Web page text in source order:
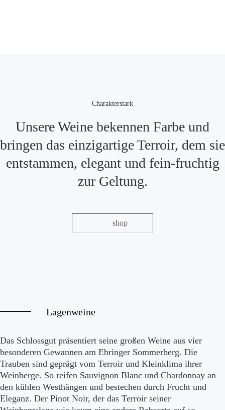
Charakterstark
Unsere Weine bekennen Farbe und
bringen das einzigartige Terroir, dem sie
entstammen, elegant und fein-fruchtig
zur Geltung.
shop
Lagenweine
Das Schlossgut präsentiert seine großen Weine aus vier
besonderen Gewannen am Ebringer Sommerberg. Die
Trauben sind geprägt vom Terroir und Kleinklima ihrer
Weinberge. So reifen Sauvignon Blanc und Chardonnay an
den kühlen Westhängen und bestechen durch Frucht und
Eleganz. Der Pinot Noir, der das Terroir seiner